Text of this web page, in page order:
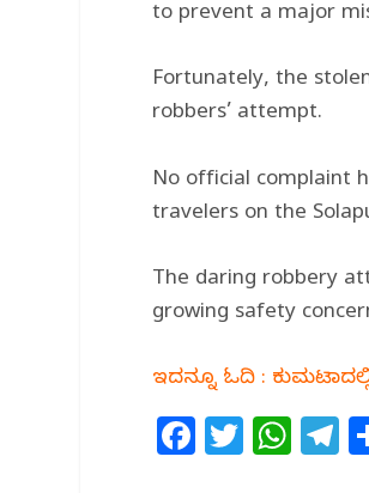
to prevent a major
Fortunately, the
robbers’ attempt.
No official complaint
travelers on the
The daring robbery
growing safety
ಇದನ್ನೂ ಓದಿ :
F T W T